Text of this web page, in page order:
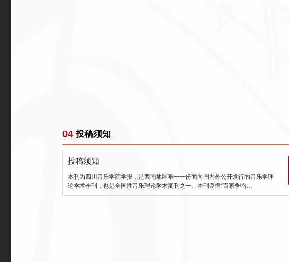
04投稿须知
投稿须知
本刊为四川音乐学院学报，是西南地区唯一一份面向国内外公开发行的音乐学理
论学术季刊，也是全国性音乐理论学术期刊之一。本刊遵循“百家争鸣…